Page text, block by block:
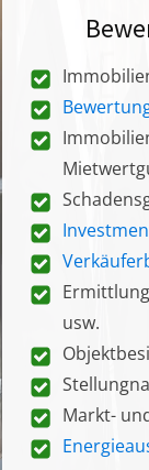
usw.
Markt-